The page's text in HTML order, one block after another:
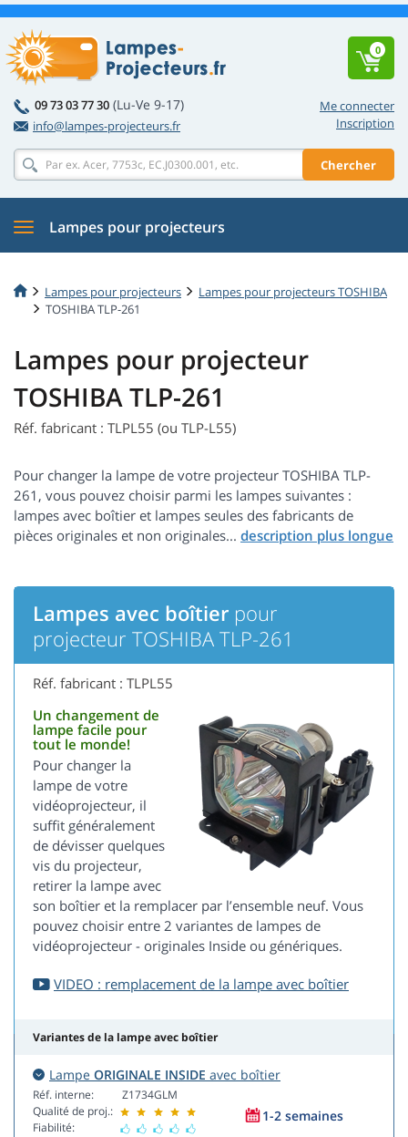
Me connecter
Inscription
09 73 03 77 30 (Lu-Ve 9-17)
info@lampes-projecteurs.fr
Chercher
0
Lampes pour projecteurs
Lampes pour projecteurs
Lampes pour projecteurs TOSHIBA
TOSHIBA TLP-261
Lampes pour projecteur
TOSHIBA TLP-261
Réf. fabricant : TLPL55 (ou TLP-L55)
Pour changer la lampe de votre projecteur TOSHIBA TLP-
261, vous pouvez choisir parmi les lampes suivantes :
lampes avec boîtier et lampes seules des fabricants de
pièces originales et non originales...
Lampes avec boîtier pour
projecteur TOSHIBA TLP-261
Réf. fabricant : TLPL55
Un changement de
lampe facile pour
tout le monde!
Pour changer la
lampe de votre
vidéoprojecteur, il
suffit généralement
de dévisser quelques
vis du projecteur,
retirer la lampe avec
son boîtier et la remplacer par l’ensemble neuf. Vous
pouvez choisir entre 2 variantes de lampes de
vidéoprojecteur - originales Inside ou génériques.
VIDEO : remplacement de la lampe avec boîtier
Variantes de la lampe avec boîtier
Lampe ORIGINALE INSIDE avec boîtier
Réf. interne:
Qualité de proj.:
Fiabilité:
Z1734GLM
1-2 semaines